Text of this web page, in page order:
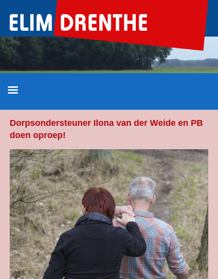
naar
inhoud
Dorpsondersteuner Ilona van der Weide en PB
doen oproep!